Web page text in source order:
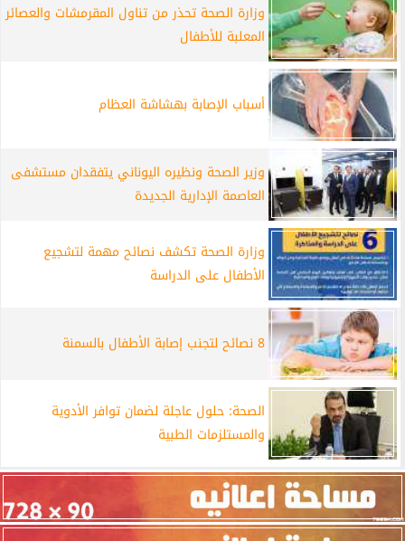
وزارة الصحة تحذر من تناول المقرمشات والعصائر
المعلبة للأطفال
أسباب الإصابة بهشاشة العظام
وزير الصحة ونظيره اليوناني يتفقدان مستشفى
العاصمة الإدارية الجديدة
وزارة الصحة تكشف نصائح مهمة لتشجيع
الأطفال على الدراسة
8 نصائح لتجنب إصابة الأطفال بالسمنة
الصحة: حلول عاجلة لضمان توافر الأدوية
والمستلزمات الطبية